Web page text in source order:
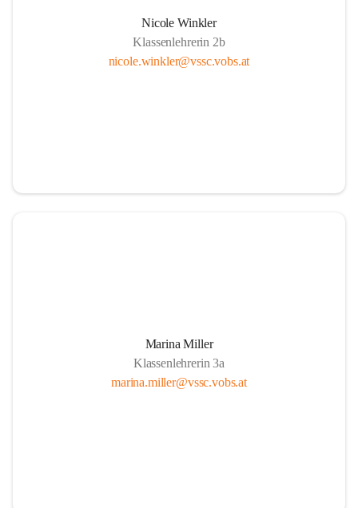
Nicole Winkler
Klassenlehrerin 2b
nicole.winkler@vssc.vobs.at
Marina Miller
Klassenlehrerin 3a
marina.miller@vssc.vobs.at